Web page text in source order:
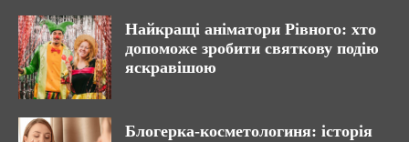
Найкращі аніматори Рівного: хто
допоможе зробити святкову подію
яскравішою
Блогерка-косметологиня: історія